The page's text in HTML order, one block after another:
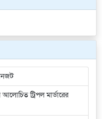
ট্রিপল মার্ডারের